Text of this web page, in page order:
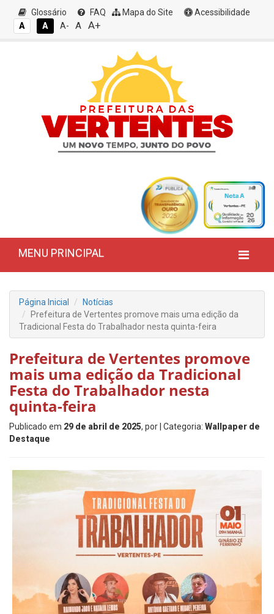
Glossário FAQ Mapa do Site
Acessibilidade
A
A A- A A+
MENU PRINCIPAL
Página Inicial
Notícias
Prefeitura de Vertentes promove mais uma edição da
Tradicional Festa do Trabalhador nesta quinta-feira
Prefeitura de Vertentes promove
mais uma edição da Tradicional
Festa do Trabalhador nesta
quinta-feira
Publicado em 29 de abril de 2025, por | Categoria: Wallpaper de
Destaque